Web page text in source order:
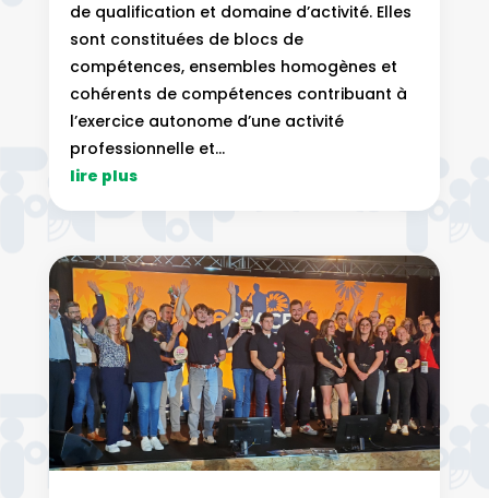
de qualification et domaine d’activité. Elles
sont constituées de blocs de
compétences, ensembles homogènes et
cohérents de compétences contribuant à
l’exercice autonome d’une activité
professionnelle et...
lire plus